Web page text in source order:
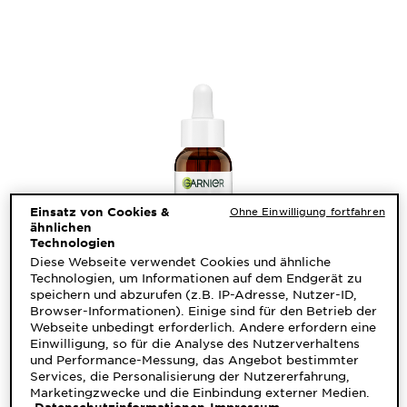
SKINACTIVE VITAMIN C GLOW BOOSTER
NACHTSERUM
4.5903 out of 5 stars based on reviews
Alle Bewertungen ansehen
Einsatz von Cookies &
ähnlichen
Technologien
Diese Webseite verwendet Cookies und ähnliche
Technologien, um Informationen auf dem Endgerät zu
speichern und abzurufen (z.B. IP-Adresse, Nutzer-ID,
Browser-Informationen). Einige sind für den Betrieb der
Webseite unbedingt erforderlich. Andere erfordern eine
Einwilligung, so für die Analyse des Nutzerverhaltens
und Performance-Messung, das Angebot bestimmter
Services, die Personalisierung der Nutzererfahrung,
Marketingzwecke und die Einbindung externer Medien.
Ohne Einwilligung fortfahren